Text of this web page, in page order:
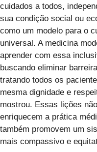
cuidados a todos,
sua condição social ou
como um modelo para o
universal. A medicina
aprender com essa
buscando eliminar
tratando todos os
mesma dignidade e
mostrou. Essas lições
enriquecem a prática
também promovem um
mais compassivo e